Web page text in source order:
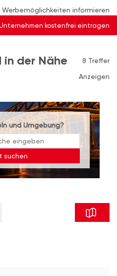
Werbemöglichkeiten informieren
kostenfrei eintragen
in der Nähe
8 Treffer
Anzeigen
und Umgebung?
suchen